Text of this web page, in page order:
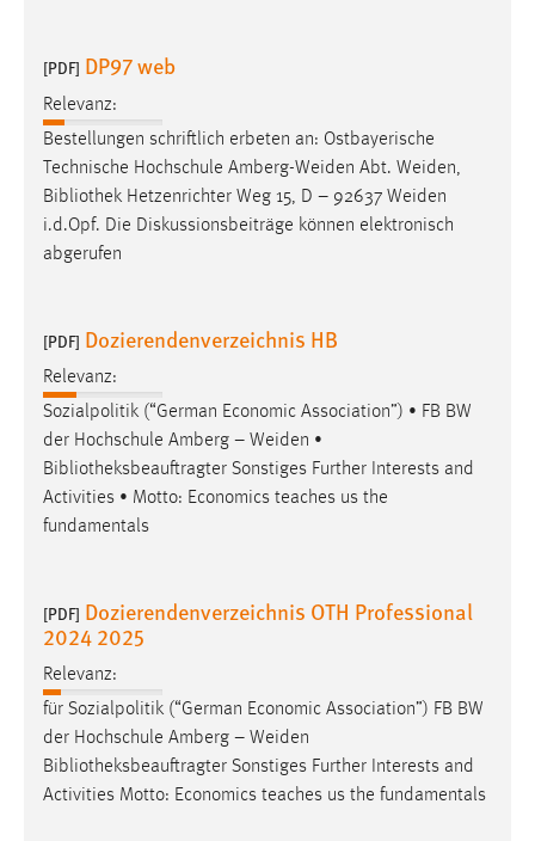
[PDF] DP97 web
Relevanz:
Bestellungen schriftlich erbeten an: Ostbayerische
Technische Hochschule Amberg-Weiden Abt. Weiden,
Bibliothek Hetzenrichter Weg 15, D – 92637 Weiden
i.d.Opf. Die Diskussionsbeiträge können elektronisch
abgerufen
[PDF] Dozierendenverzeichnis HB
Relevanz:
Sozialpolitik (“German Economic Association”) • FB BW
der Hochschule Amberg – Weiden •
Bibliotheksbeauftragter Sonstiges Further Interests and
Activities • Motto: Economics teaches us the
fundamentals
[PDF] Dozierendenverzeichnis OTH Professional
2024 2025
Relevanz:
für Sozialpolitik (“German Economic Association”) FB BW
der Hochschule Amberg – Weiden
Bibliotheksbeauftragter Sonstiges Further Interests and
Activities Motto: Economics teaches us the fundamentals